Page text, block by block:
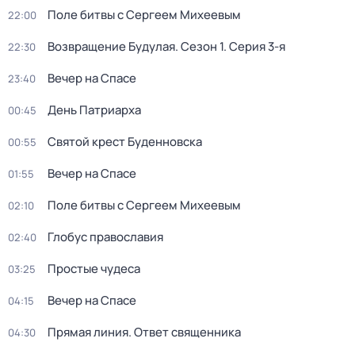
22:00 Поле битвы с Сергеем Михеевым
22:30 Возвращение Будулая. Сезон 1. Серия 3-я
23:40 Вeчер на Спасe
00:45 День Патриарха
00:55 Святой крест Буденновска
01:55 Вeчер на Спасe
02:10 Поле битвы с Сергеем Михеевым
02:40 Глобус православия
03:25 Простые чудеса
04:15 Вeчер на Спасe
04:30 Прямая линия. Ответ священника